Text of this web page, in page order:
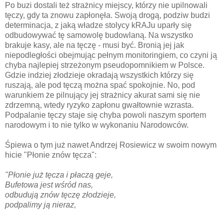
Po buzi dostali też strażnicy miejscy, którzy nie upilnowali
tęczy, gdy ta znowu zapłonęła. Swoją drogą, podziw budzi
determinacja, z jaką władze stolycy kRAJu uparły się
odbudowywać tę samowolę budowlaną. Na wszystko
brakuje kasy, ale na tęczę - musi być. Bronią jej jak
niepodległości obejmując pełnym monitoringiem, co czyni ją
chyba najlepiej strzeżonym pseudopomnikiem w Polsce.
Gdzie indziej złodzieje okradają wszystkich którzy się
ruszają, ale pod tęczą można spać spokojnie. No, pod
warunkiem że pilnujący jej strażnicy akurat sami się nie
zdrzemną, wtedy ryzyko zapłonu gwałtownie wzrasta.
Podpalanie tęczy staje się chyba powoli naszym sportem
narodowym i to nie tylko w wykonaniu Narodowców.
Śpiewa o tym już nawet Andrzej Rosiewicz w swoim nowym
hicie "Płonie znów tęcza":
"Płonie już tęcza i płaczą geje,
Bufetowa jest wśród nas,
odbudują znów tęczę złodzieje,
podpalimy ją nieraz,